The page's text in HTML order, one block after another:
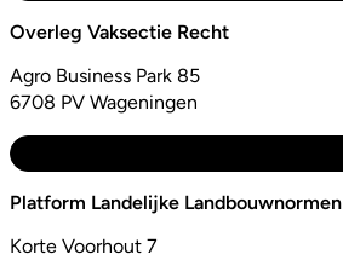
Overleg Vaksectie Recht
Agro Business Park 85
6708 PV Wageningen
Platform Landelijke Landbouwnormen
Korte Voorhout 7